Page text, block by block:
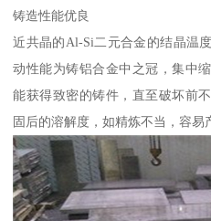
铸造性能优良
近共晶的Al-Si二元合金的结晶温
动性能为铸铝合金中之冠，集中
能获得致密的铸件，直至破坏前
固后的溶解度，如精炼不当，容易